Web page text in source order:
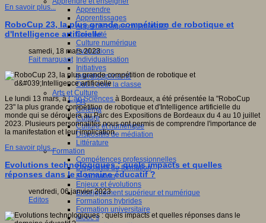
Apprendre
Apprentissages
Apprentissages collaboratifs
Créativité
Culture numérique
Evaluations
Individualisation
Initiatives
Interdisciplinarité
Outils pour la classe
Arts et Culture
Art
Cinéma
Culture
Culture et numérique
Dispositifs de médiation
Littérature
Formation
Compétences professionnelles
Dispositifs de formation
E- formation
Enjeux et évolutions
Enseignement supérieur et numérique
Formations hybrides
Formation universitaire
Mooc’s
En savoir plus...
RoboCup 23, la plus grande compétition de robotique et
d'Intelligence artificielle
samedi, 18 mars 2023
Fait marquant
Le lundi 13 mars, àCap Sciences à Bordeaux, a été présentée la "RoboCup
23" la plus grande compétition de robotique et d'Intelligence artificielle du
monde qui se déroulera au Parc des Expositions de Bordeaux du 4 au 10 juillet
2023. Plusieurs personnalités nous ont permis de comprendre l'importance de
la manifestation et leur implication.
En savoir plus...
Evolutions technologiques : quels impacts et quelles
réponses dans le domaine éducatif ?
vendredi, 06 janvier 2023
Editos